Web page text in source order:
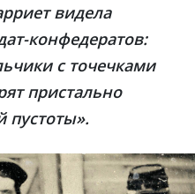
видела
конфедератов:
с точечками
пристально
пустоты».